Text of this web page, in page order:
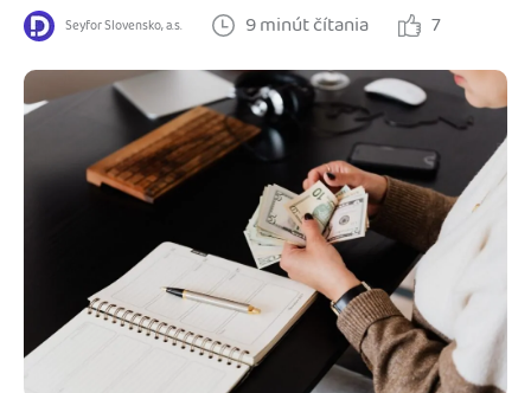
Katalóg doplnkov
Ako sa vyznať vo fakturácii
Blog
Podnikateľský servis
Seyfor Slovensko, a.s. 9 minút čítania 7